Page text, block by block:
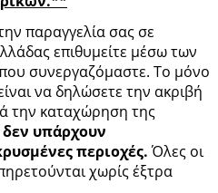
παραγγελία σας σε
επιθυμείτε μέσω των
συνεργαζόμαστε. Το μόνο
να δηλώσετε την ακριβή
την καταχώρηση της
δεν υπάρχουν
περιοχές.Όλες οι
χωρίς έξτρα